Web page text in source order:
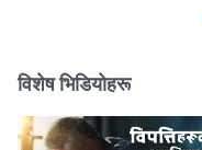
विशेष भिडियोहरू